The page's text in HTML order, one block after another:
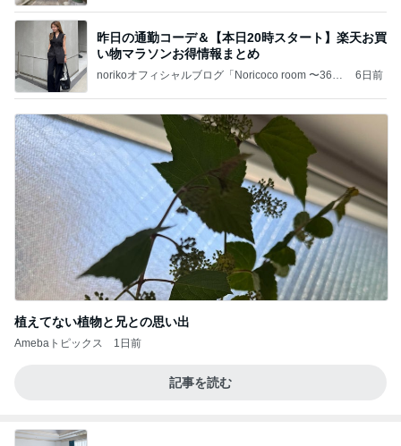
昨日の通勤コーデ＆【本日20時スタート】楽天お買
い物マラソンお得情報まとめ
norikoオフィシャルブログ「Noricoco room 〜365
6日前
植えてない植物と兄との思い出
Amebaトピックス 1日前
記事を読む